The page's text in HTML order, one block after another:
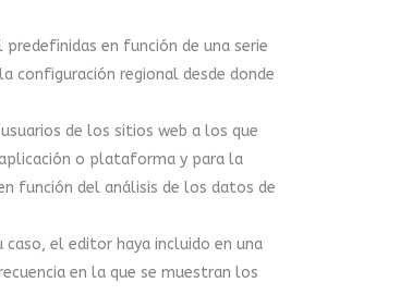
en función de una serie
configuración regional desde donde
de los sitios web a los que
o plataforma y para la
función del análisis de los datos de
el editor haya incluido en una
en la que se muestran los